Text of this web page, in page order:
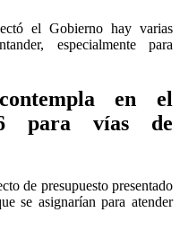
el Gobierno hay varias
especialmente para
en el
para vías de
de presupuesto presentado
se asignarían para atender